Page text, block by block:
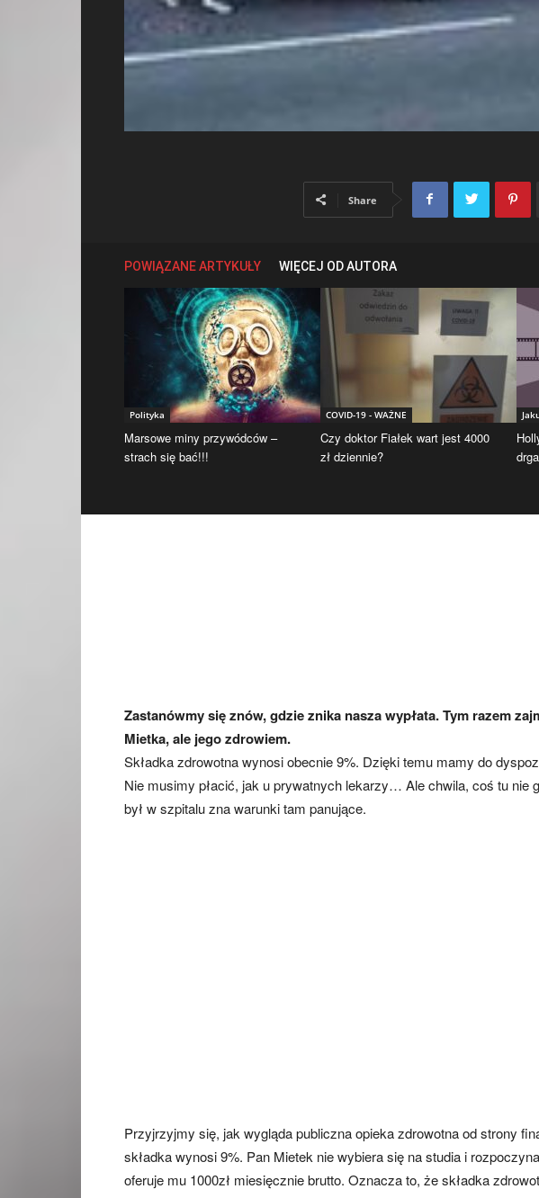
Share
POWIĄZANE ARTYKUŁY WIĘCEJ OD AUTORA
Polityka
Marsowe miny przywódców –
strach się bać!!!
COVID-19 - WAŻNE
Czy doktor Fiałek wart jest 4000
zł dziennie?
Zastanówmy się znów, gdzie znika nasza wypłata. Tym razem
Mietka, ale jego zdrowiem.
Składka zdrowotna wynosi obecnie 9%. Dzięki temu mamy do
Nie musimy płacić, jak u prywatnych lekarzy… Ale chwila, coś tu nie
był w szpitalu zna warunki tam panujące.
Przyjrzyjmy się, jak wygląda publiczna opieka zdrowotna od strony
składka wynosi 9%. Pan Mietek nie wybiera się na studia i
oferuje mu 1000zł miesięcznie brutto. Oznacza to, że składka